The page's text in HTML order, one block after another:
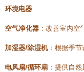
环境电器
空气净化器 ：改善室内空
加湿器/除湿机：根据季节
电风扇/循环扇 ：提供自